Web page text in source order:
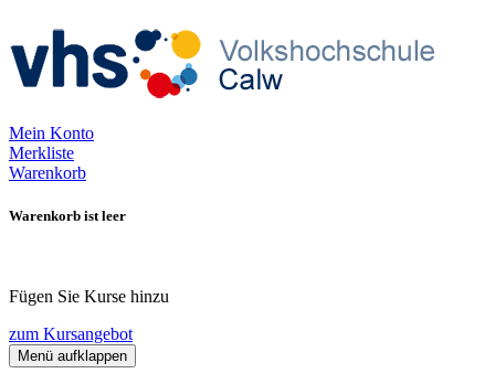
Mein Konto
Merkliste
Warenkorb
Warenkorb ist leer
Fügen Sie Kurse hinzu
zum Kursangebot
Menü aufklappen